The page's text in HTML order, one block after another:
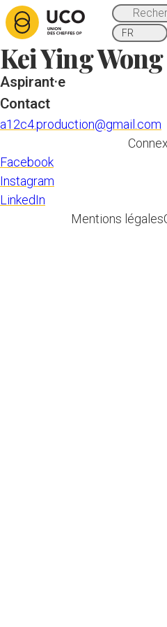
Skip to main content
Kei Ying Wong
Aspirant·e
Contact
a12c4.production@gmail.com
Facebook
Instagram
LinkedIn
Mentions légales